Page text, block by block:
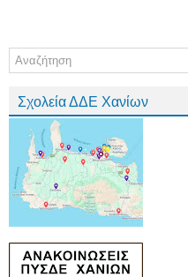
Σχολεία ΔΔΕ Χανίων